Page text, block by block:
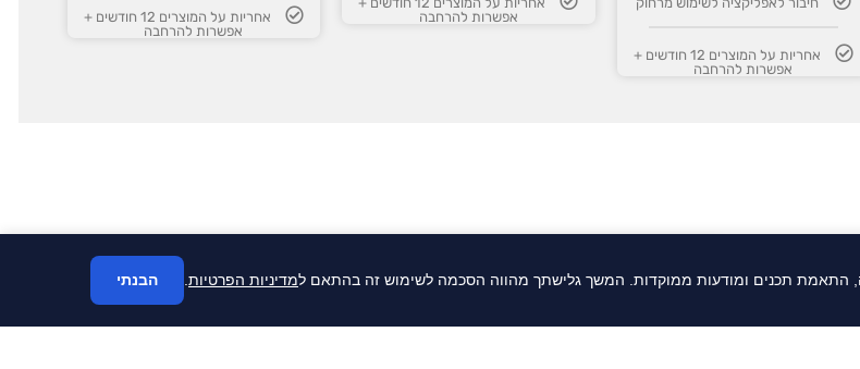
אחריות על המוצרים 12 חודשים +
אפשרות להרחבה
אפשרות להרחבה
אחריות על המוצרים 12 חודשים +
אפשרות להרחבה
מדיניות הפרטיות הבנתי